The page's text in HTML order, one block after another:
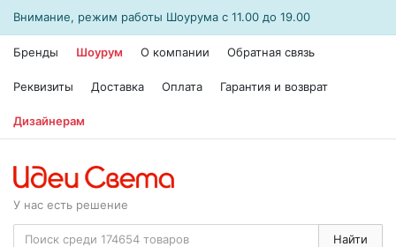
Внимание, режим работы Шоурума с 11.00 до 19.00
Бренды Шоурум О компании Обратная связь
Реквизиты Доставка Оплата Гарантия и возврат
Дизайнерам
У нас есть решение
Найти